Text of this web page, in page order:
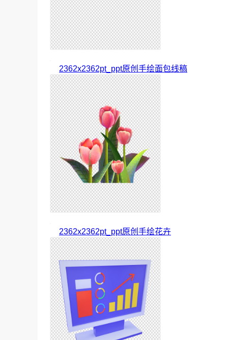
2362x2362pt_ppt原创手绘面包线稿
2362x2362pt_ppt原创手绘花卉